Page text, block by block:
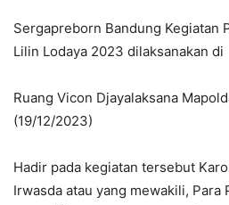
Sergapreborn Bandung Kegiatan
Lilin Lodaya 2023 dilaksanakan di
Ruang Vicon Djayalaksana
(19/12/2023)
Hadir pada kegiatan tersebut
Irwasda atau yang mewakili, Para